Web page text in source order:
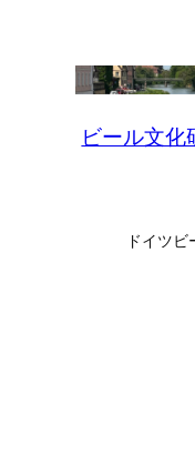
ビール文
ドイツ